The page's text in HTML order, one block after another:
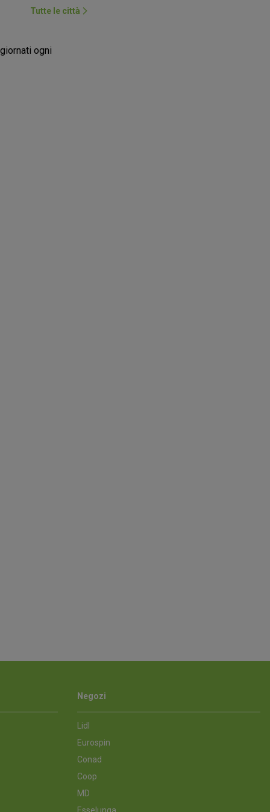
Tutte le città
ogni
Negozi
Lidl
Eurospin
Conad
Coop
MD